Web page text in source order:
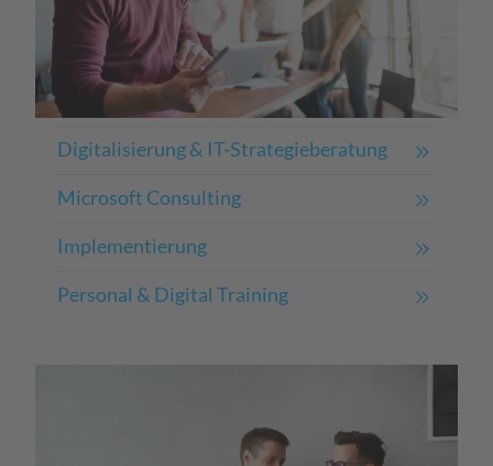
Digitalisierung & IT-Strategieberatung
Microsoft Consulting
Implementierung
Personal & Digital Training